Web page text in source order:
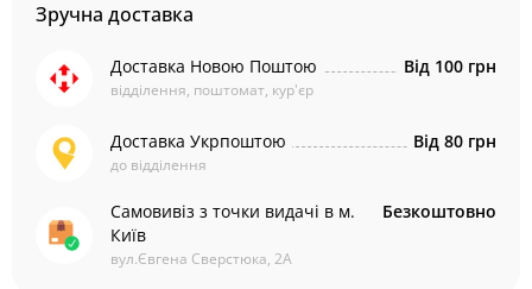
Зручна доставка
Доставка Новою Поштою
відділення, поштомат, кур'єр
Від 100 грн
Доставка Укрпоштою
до відділення
Від 80 грн
Самовивіз з точки видачі в м.
Київ
вул.Євгена Сверстюка, 2А
Безкоштовно